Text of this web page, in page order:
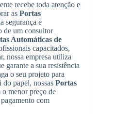
recebe toda atenção e
as Portas
segurança e
de um consultor
Automáticas de
capacitados,
nossa empresa utiliza
garante a sua resistência
o seu projeto para
do papel, nossas Portas
o menor preço de
com